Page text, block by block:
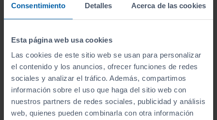
Consentimiento Detalles Acerca de las cookies
Esta página web usa cookies
Las cookies de este sitio web se usan para personalizar
el contenido y los anuncios, ofrecer funciones de redes
sociales y analizar el tráfico. Además, compartimos
información sobre el uso que haga del sitio web con
nuestros partners de redes sociales, publicidad y análisis
web, quienes pueden combinarla con otra información
- 2.000 €